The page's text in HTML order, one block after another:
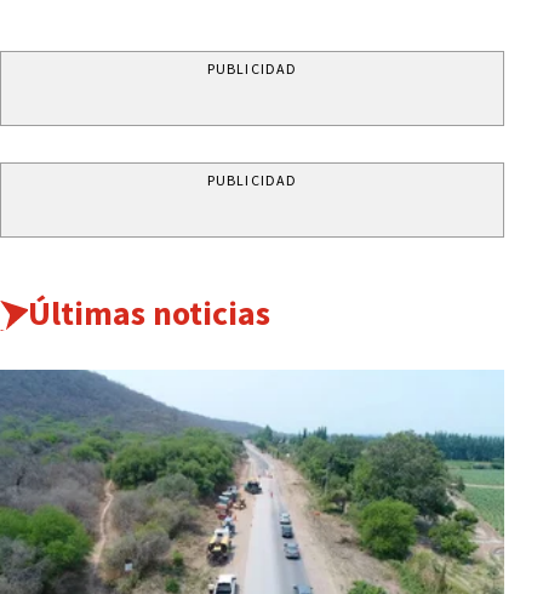
PUBLICIDAD
PUBLICIDAD
Últimas noticias